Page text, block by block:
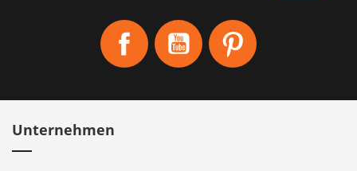
Facebook YouTube
Unternehmen